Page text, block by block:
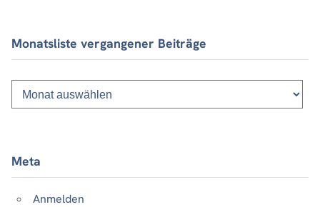
Monatsliste vergangener Beiträge
Monatsliste
vergangener
Beiträge
Meta
Anmelden